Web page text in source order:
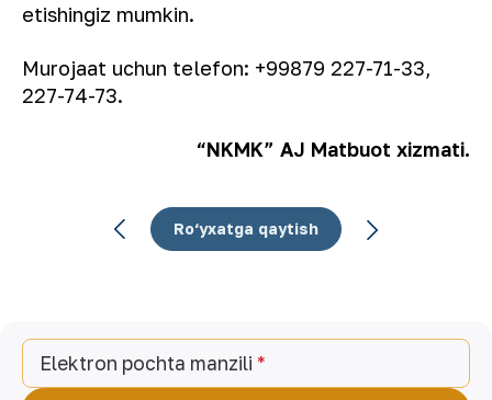
etishingiz mumkin.
Murojaat uchun telefon: +99879 227-71-33,
227-74-73.
“NKMK” AJ Matbuot xizmati.
Ro‘yxatga qaytish
Elektron pochta manzili